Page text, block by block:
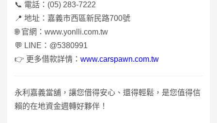
📞 電話： (05) 283-7222
📍 地址：嘉義市西區新民路700號
🌐 官網： www.yonlli.com.tw
💬 LINE ： @5380991
👉 更多借款詳情： www.carspawn.com.tw
永利嘉義當舖，讓您借得安心、還得輕鬆，是您值得信
賴的在地資金週轉好夥伴！